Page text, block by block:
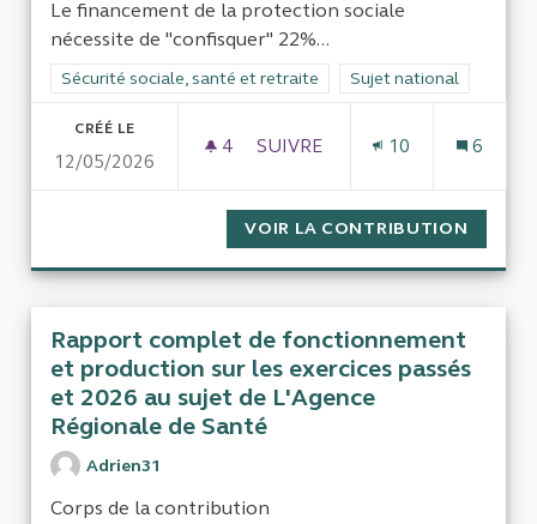
Le financement de la protection sociale
nécessite de "confisquer" 22%...
Filtrer les résultats de la catégorie : Sécurité sociale, santé
Sécurité sociale, santé et retraite Filtrer les résultats
Sujet national
CRÉÉ LE
12/05/2026
4 4 ABONNÉS
SUIVRE
10 6
VOIR LA CONTRIBUTION
Rapport complet de fonctionnement
et production sur les exercices passés
et 2026 au sujet de L'Agence
Régionale de Santé
Adrien31
Corps de la contribution